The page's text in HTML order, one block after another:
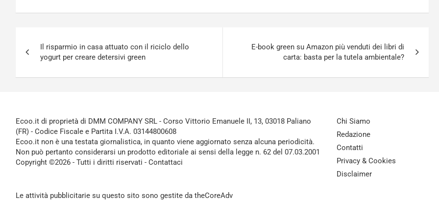
articoli
Il risparmio in casa attuato con il riciclo dello
yogurt per creare detersivi green
E-book green su Amazon più venduti dei libri di
carta: basta per la tutela ambientale?
Ecoo.it di proprietà di DMM COMPANY SRL - Corso Vittorio Emanuele II, 13, 03018 Paliano
(FR) - Codice Fiscale e Partita I.V.A. 03144800608
Ecoo.it non è una testata giornalistica, in quanto viene aggiornato senza alcuna periodicità.
Non può pertanto considerarsi un prodotto editoriale ai sensi della legge n. 62 del 07.03.2001
Copyright ©2026 - Tutti i diritti riservati - Contattaci
Le attività pubblicitarie su questo sito sono gestite da theCoreAdv
Chi Siamo
Redazione
Contatti
Privacy & Cookies
Disclaimer